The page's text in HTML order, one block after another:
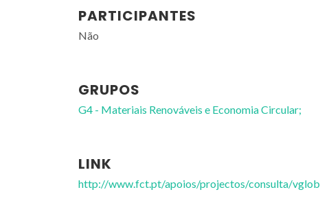
PARTICIPANTES
Não
GRUPOS
G4 - Materiais Renováveis e Economia Circular;
LINK
http://www.fct.pt/apoios/projectos/consulta/